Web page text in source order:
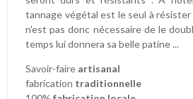
tannage végétal est le seul à résister
n'est pas donc nécessaire de le
temps lui donnera sa belle patine ...
Savoir-faire artisanal
fabrication traditionnelle